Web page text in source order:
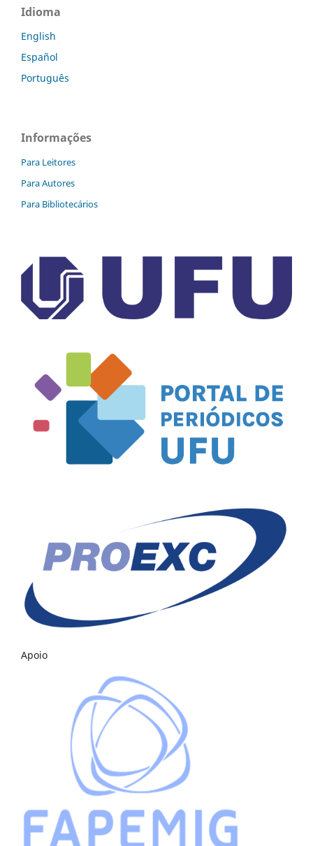
Idioma
English
Español
Português
Informações
Para Leitores
Para Autores
Para Bibliotecários
Apoio